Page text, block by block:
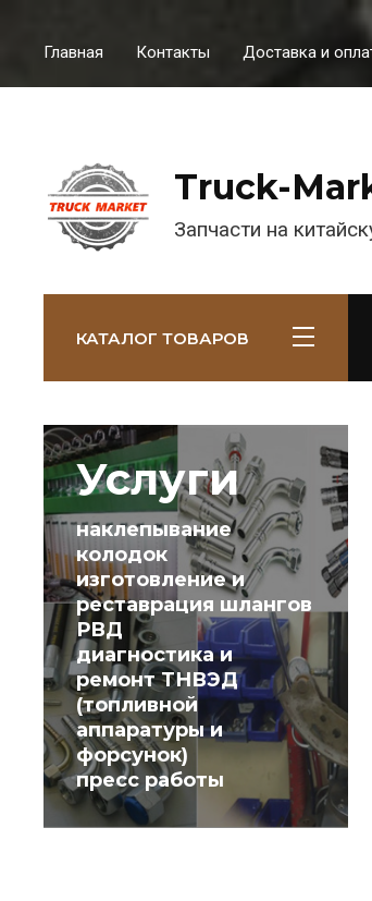
Главная Контакты Доставка и
Truck-
Запчасти на
КАТАЛОГ ТОВАРОВ
Услуги
наклепывание
колодок
изготовление и
реставрация шлангов
РВД
диагностика и
ремонт ТНВЭД
(топливной
аппаратуры и
форсунок)
пресс работы